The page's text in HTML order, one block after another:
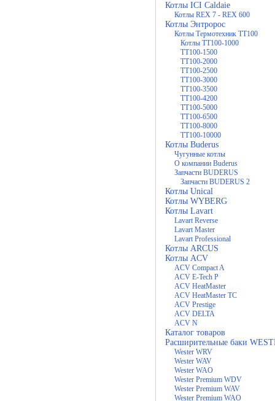
Котлы ICI Caldaie
Котлы REX 7 - REX 600
Котлы Энтророс
Котлы Термотехник ТТ100
Котлы ТТ100-1000
ТТ100-1500
ТТ100-2000
ТТ100-2500
ТТ100-3000
ТТ100-3500
ТТ100-4200
ТТ100-5000
ТТ100-6500
ТТ100-8000
ТТ100-10000
Котлы Buderus
Чугунные котлы
О компании Buderus
Запчасти BUDERUS
Запчасти BUDERUS 2
Котлы Unical
Котлы WYBERG
Котлы Lavart
Lavart Reverse
Lavart Master
Lavart Professional
Котлы ARCUS
Котлы ACV
ACV Compact A
ACV E-Tech P
ACV HeatMaster
ACV HeatMaster TC
ACV Prestige
ACV DELTA
ACV N
Каталог товаров
Расширительные баки
Wester WRV
Wester WAV
Wester WAO
Wester Premium WDV
Wester Premium WAV
Wester Premium WAO